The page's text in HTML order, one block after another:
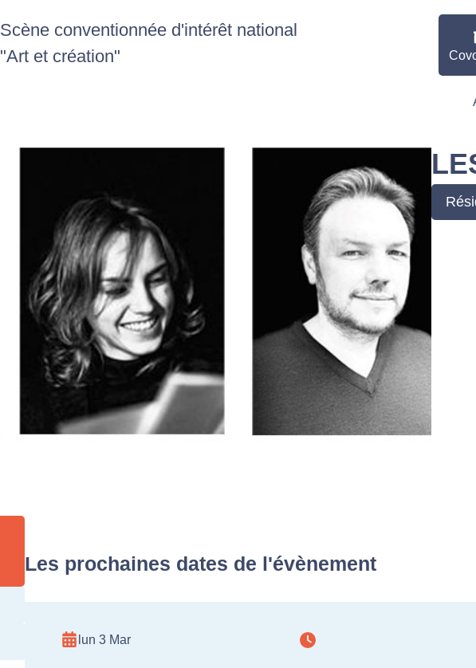
Scène conventionnée d'intérêt national
"Art et création"
Les prochaines dates de l'évènement
lun 3 Mar